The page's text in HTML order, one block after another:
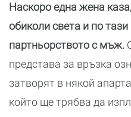
Наскоро една жена
обиколи света и по
партньорството с мъж.
представа за връзка
затворят в някой
който ще трябва да